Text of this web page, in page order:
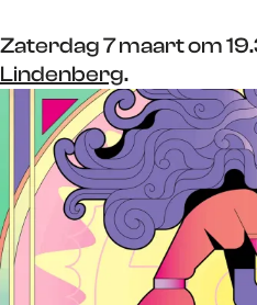
Zaterdag 7 maart om
Lindenberg.